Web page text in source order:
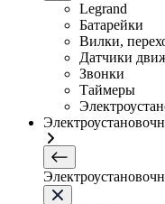
Legrand
Батарейки
Вилки,
Датчики
Звонки
Таймеры